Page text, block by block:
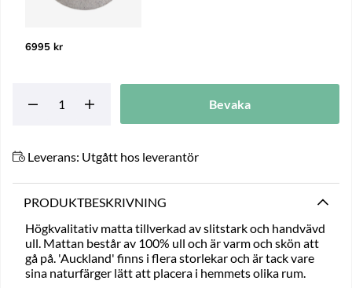
6995 kr
Bevaka
Leverans: Utgått hos leverantör
PRODUKTBESKRIVNING
Högkvalitativ matta tillverkad av slitstark och handvävd
ull. Mattan består av 100% ull och är varm och skön att
gå på. 'Auckland' finns i flera storlekar och är tack vare
sina naturfärger lätt att placera i hemmets olika rum.